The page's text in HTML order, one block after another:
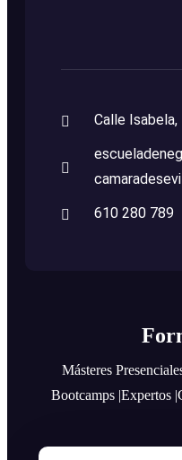
Calle Isabela,
610 280 789
Másteres
Bootcamps |Expertos |